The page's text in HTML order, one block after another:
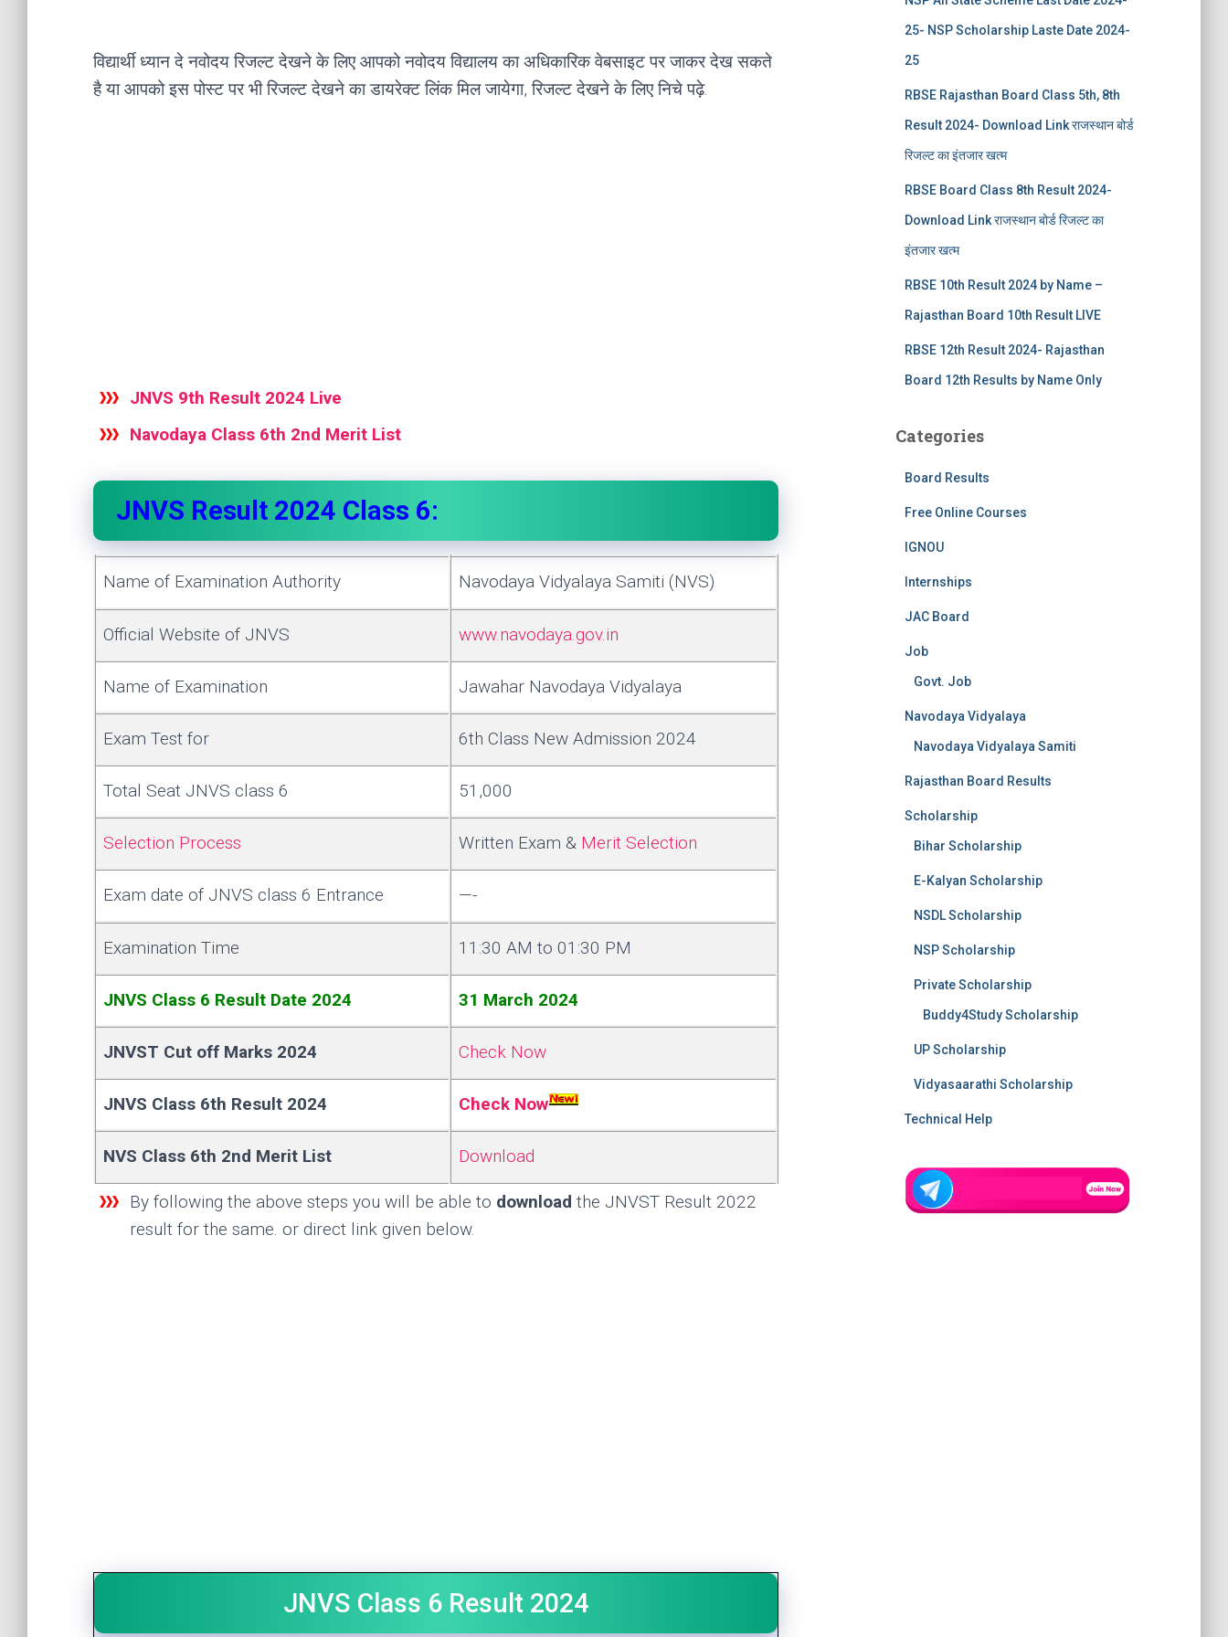
विद्यार्थी ध्यान दे नवोदय रिजल्ट देखने के लिए आपको नवोदय विद्यालय का अधिकारिक वेबसाइट पर जाकर देख सकते
है या आपको इस पोस्ट पर भी रिजल्ट देखने का डायरेक्ट लिंक मिल जायेगा, रिजल्ट देखने के लिए निचे पढ़े.
JNVS 9th Result 2024 Live
Navodaya Class 6th 2nd Merit List
JNVS Result 2024 Class 6:
Name of Examination Authority Navodaya Vidyalaya Samiti (NVS)
Official Website of JNVS www.navodaya.gov.in
Name of Examination Jawahar Navodaya Vidyalaya
Exam Test for 6th Class New Admission 2024
Total Seat JNVS class 6 51,000
Selection Process Written Exam & Merit Selection
Exam date of JNVS class 6 Entrance —-
Examination Time 11:30 AM to 01:30 PM
JNVS Class 6 Result Date 2024 31 March 2024
JNVST Cut off Marks 2024 Check Now
JNVS Class 6th Result 2024 Check Now
NVS Class 6th 2nd Merit List Download
By following the above steps you will be able to download the JNVST Result 2022
result for the same. or direct link given below.
JNVS Class 6 Result 2024
25- NSP Scholarship Laste Date 2024-
25
RBSE Rajasthan Board Class 5th, 8th
Result 2024- Download Link राजस्थान बोर्ड
रिजल्‍ट का इंतजार खत्‍म
RBSE Board Class 8th Result 2024-
Download Link राजस्थान बोर्ड रिजल्‍ट का
इंतजार खत्‍म
RBSE 10th Result 2024 by Name –
Rajasthan Board 10th Result LIVE
RBSE 12th Result 2024- Rajasthan
Board 12th Results by Name Only
Categories
Board Results
Free Online Courses
IGNOU
Internships
JAC Board
Job
Govt. Job
Navodaya Vidyalaya
Navodaya Vidyalaya Samiti
Rajasthan Board Results
Scholarship
Bihar Scholarship
E-Kalyan Scholarship
NSDL Scholarship
NSP Scholarship
Private Scholarship
Buddy4Study Scholarship
UP Scholarship
Vidyasaarathi Scholarship
Technical Help